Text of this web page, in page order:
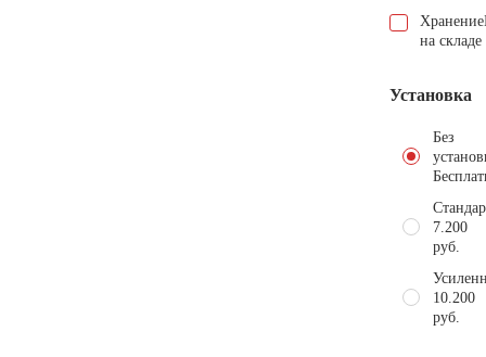
Хранение
на складе
Установка
Без
7.200
руб.
10.200
руб.